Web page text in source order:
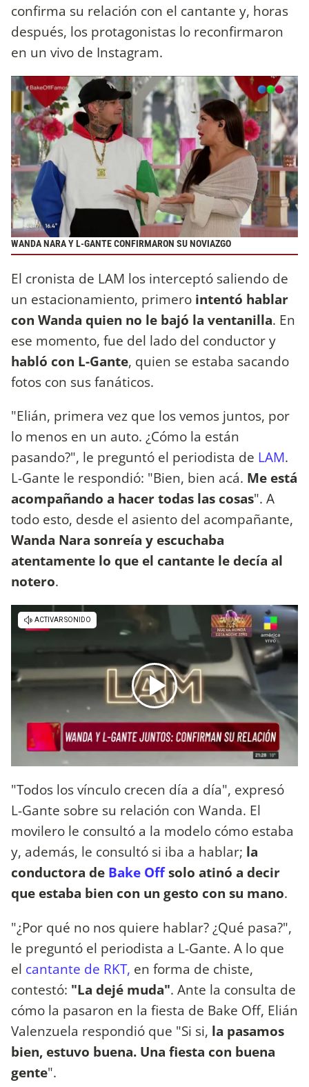
confirma su relación con el cantante y, horas
después, los protagonistas lo reconfirmaron
en un vivo de Instagram.
WANDA NARA Y L-GANTE CONFIRMARON SU NOVIAZGO
El cronista de LAM los interceptó saliendo de
un estacionamiento, primero intentó hablar
con Wanda quien no le bajó la ventanilla. En
ese momento, fue del lado del conductor y
habló con L-Gante, quien se estaba sacando
fotos con sus fanáticos.
"Elián, primera vez que los vemos juntos, por
lo menos en un auto. ¿Cómo la están
pasando?", le preguntó el periodista de LAM.
L-Gante le respondió: "Bien, bien acá. Me está
acompañando a hacer todas las cosas". A
todo esto, desde el asiento del acompañante,
Wanda Nara sonreía y escuchaba
atentamente lo que el cantante le decía al
notero.
"Todos los vínculo crecen día a día", expresó
L-Gante sobre su relación con Wanda. El
movilero le consultó a la modelo cómo estaba
y, además, le consultó si iba a hablar; la
conductora de Bake Offsolo atinó a decir
que estaba bien con un gesto con su mano.
"¿Por qué no nos quiere hablar? ¿Qué pasa?",
le preguntó el periodista a L-Gante. A lo que
el cantante de RKT, en forma de chiste,
contestó: "La dejé muda". Ante la consulta de
cómo la pasaron en la fiesta de Bake Off, Elián
Valenzuela respondió que "Si si, la pasamos
bien, estuvo buena. Una fiesta con buena
gente".